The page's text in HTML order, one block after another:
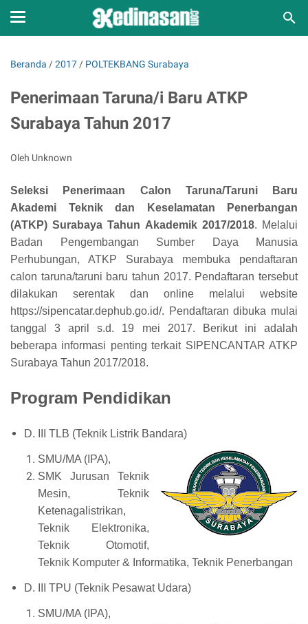
Beranda /2017 / POLTEKBANG Surabaya
Penerimaan Taruna/i Baru ATKP
Surabaya Tahun 2017
Oleh Unknown
Seleksi Penerimaan Calon Taruna/Taruni Baru
Akademi Teknik dan Keselamatan Penerbangan
(ATKP) SurabayaTahun Akademik 2017/2018. Melalui
Badan Pengembangan Sumber Daya Manusia
Perhubungan, ATKP Surabaya membuka pendaftaran
calon taruna/taruni baru tahun 2017. Pendaftaran tersebut
dilakukan serentak dan online melalui website
https://sipencatar.dephub.go.id/. Pendaftaran dibuka mulai
tanggal 3 april s.d. 19 mei 2017. Berikut ini adalah
beberapa informasi penting terkait SIPENCANTAR ATKP
Surabaya Tahun 2017/2018.
Program Pendidikan
D. III TLB (Teknik Listrik Bandara)
SMU/MA (IPA),
SMK Jurusan Teknik
Mesin, Teknik
Ketenagalistrikan,
Teknik Elektronika,
Teknik Otomotif,
Teknik Komputer & Informatika, Teknik Penerbangan
D. III TPU (Teknik Pesawat Udara)
SMU/MA (IPA),